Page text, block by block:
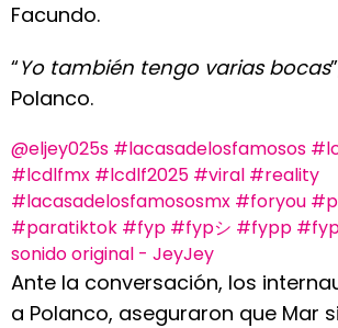
Facundo.
“Yo también tengo varias bocas
Polanco.
@eljey025s #lacasadelosfamosos
#lcdlfmx #lcdlf2025 #viral #reality
#lacasadelosfamososmx #foryou
#paratiktok #fyp #fypシ #fypp
sonido original - JeyJey
Ante la conversación, los
a Polanco, aseguraron que Mar